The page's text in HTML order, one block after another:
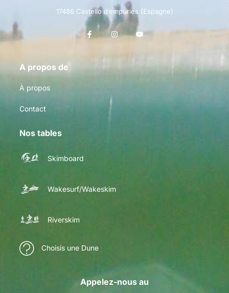
17486 Castello d’empuries (Espagne)
A propos de
À propos
Contact
Nos tables
Skimboard
Wakesurf/Wakeskim
Riverskim
Choisis une Dune
Appelez-nous au